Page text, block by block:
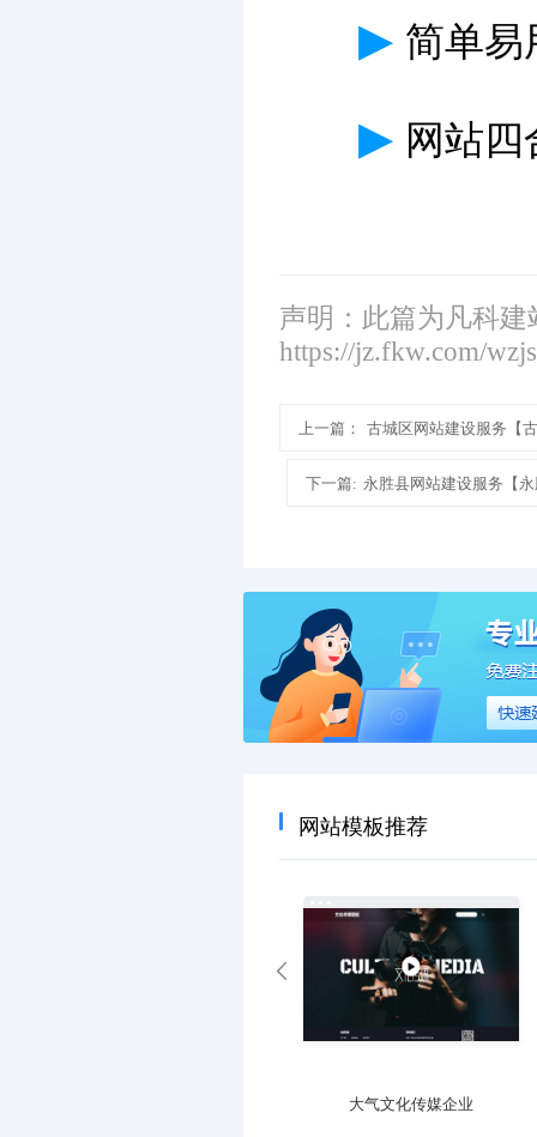
▶ 简单易
▶ 网站四
声明：此篇为凡科
https://jz.fkw.com/
上一篇： 古城区网站建设服务【
下一篇: 永胜县网站建设服务【
网站模板推荐
大气文化传媒企业